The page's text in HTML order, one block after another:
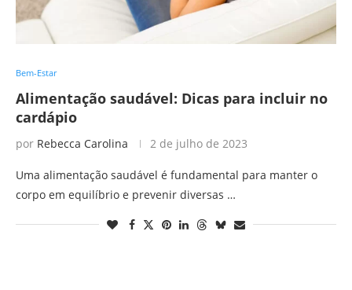
Bem-Estar
Alimentação saudável: Dicas para incluir no
cardápio
por Rebecca Carolina 2 de julho de 2023
Uma alimentação saudável é fundamental para manter o
corpo em equilíbrio e prevenir diversas …